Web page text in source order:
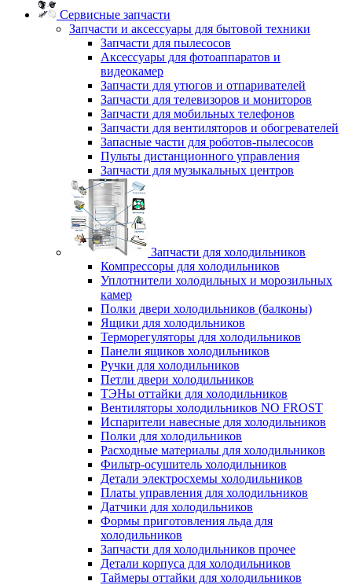
Сервисные запчасти
Запчасти и аксессуары для бытовой техники
Запчасти для пылесосов
Аксессуары для фотоаппаратов и
видеокамер
Запчасти для утюгов и отпаривателей
Запчасти для телевизоров и мониторов
Запчасти для мобильных телефонов
Запчасти для вентиляторов и обогревателей
Запасные части для роботов-пылесосов
Пульты дистанционного управления
Запчасти для музыкальных центров
Запчасти для холодильников
Компрессоры для холодильников
Уплотнители холодильных и морозильных
камер
Полки двери холодильников (балконы)
Ящики для холодильников
Терморегуляторы для холодильников
Панели ящиков холодильников
Ручки для холодильников
Петли двери холодильников
ТЭНы оттайки для холодильников
Вентиляторы холодильников NO FROST
Испарители навесные для холодильников
Полки для холодильников
Расходные материалы для холодильников
Фильтр-осушитель холодильников
Детали электросхемы холодильников
Платы управления для холодильников
Датчики для холодильников
Формы приготовления льда для
холодильников
Запчасти для холодильников прочее
Детали корпуса для холодильников
Таймеры оттайки для холодильников